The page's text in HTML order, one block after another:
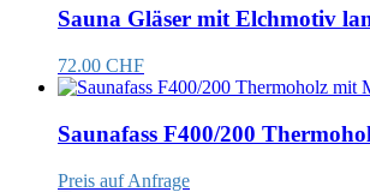
Sauna Gläser mit Elchmotiv
72.00 CHF
Saunafass F400/200
Preis auf Anfrage